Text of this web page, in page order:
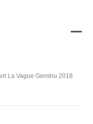
La Vague Genshu 2018